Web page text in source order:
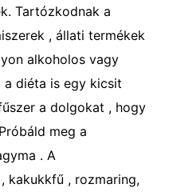
Tartózkodnak a
, állati termékek
alkoholos vagy
a diéta is egy kicsit
a dolgokat , hogy
meg a
. A
kakukkfű , rozmaring,